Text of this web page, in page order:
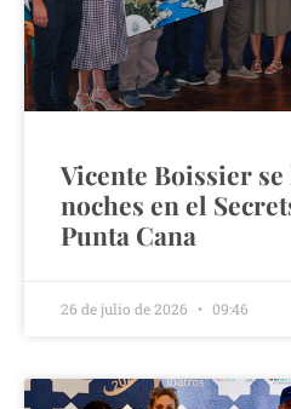
Vicente Boissier se
noches en el
Punta Cana
26 de julio de 2026 09:46